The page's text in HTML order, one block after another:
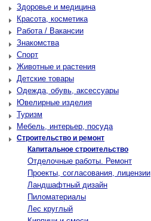
Здоровье и медицина
Красота, косметика
Работа / Вакансии
Знакомства
Спорт
Животные и растения
Детские товары
Одежда, обувь, аксессуары
Ювелирные изделия
Туризм
Мебель, интерьер, посуда
Строительство и ремонт
Капитальное строительство
Отделочные работы. Ремонт
Проекты, согласования, лицензии
Ландшафтный дизайн
Пиломатериалы
Лес круглый